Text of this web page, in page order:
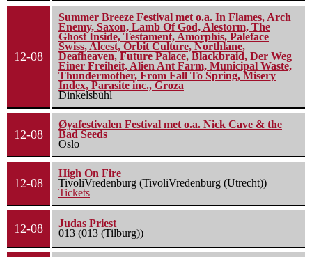
12-08
Summer Breeze Festival met o.a. In Flames, Arch
Enemy, Saxon, Lamb Of God, Alestorm, The
Ghost Inside, Testament, Amorphis, Paleface
Swiss, Alcest, Orbit Culture, Northlane,
Deafheaven, Future Palace, Blackbraid, Der Weg
Einer Freiheit, Alien Ant Farm, Municipal Waste,
Thundermother, From Fall To Spring, Misery
Index, Parasite inc., Groza
Dinkelsbühl
12-08
Øyafestivalen Festival met o.a. Nick Cave & the
Bad Seeds
Oslo
12-08
High On Fire
TivoliVredenburg (TivoliVredenburg (Utrecht))
Tickets
12-08
Judas Priest
013 (013 (Tilburg))